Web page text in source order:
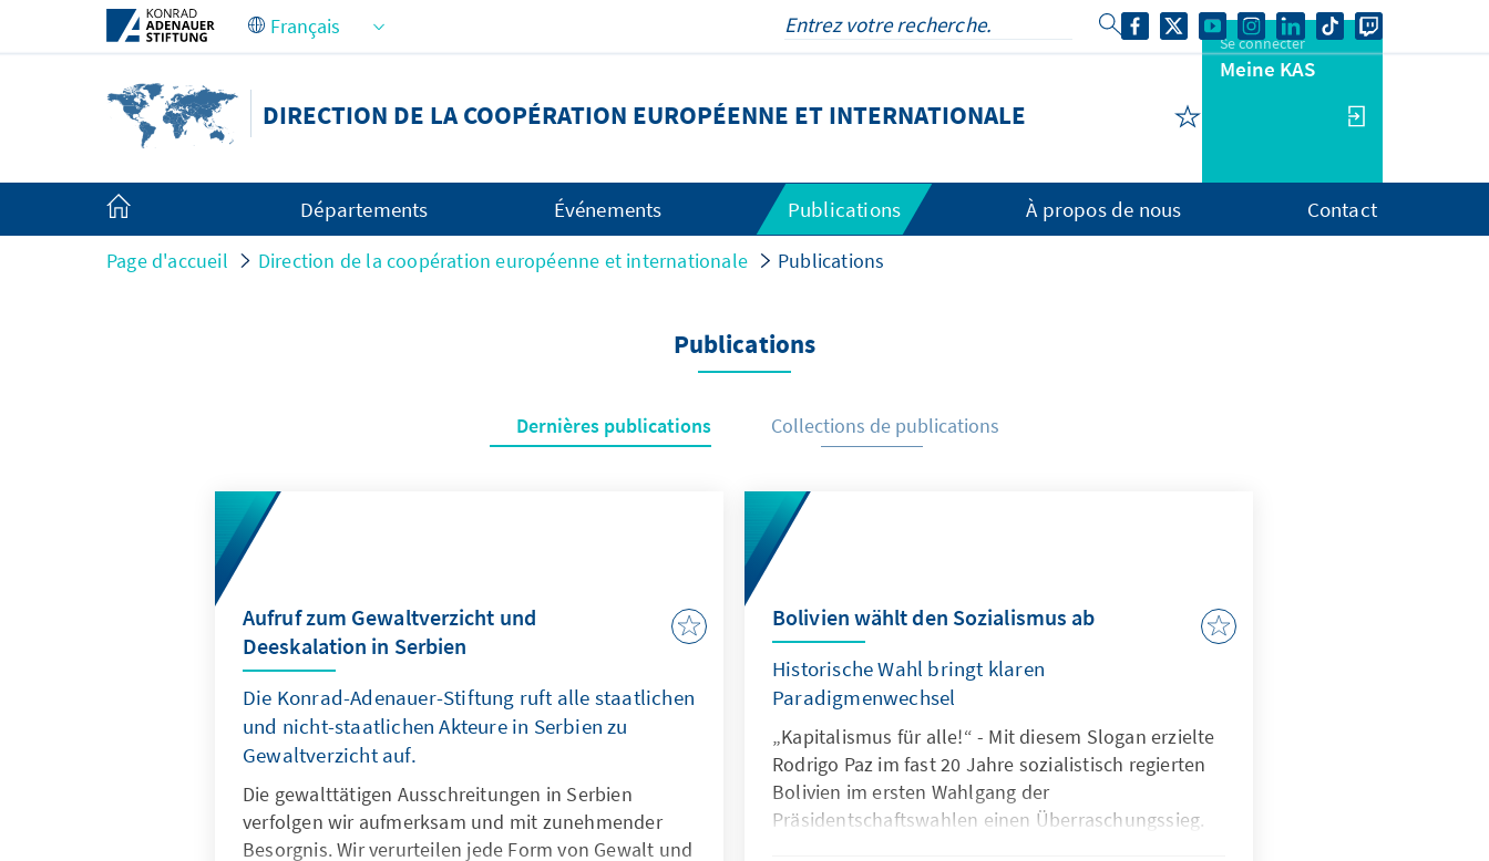
Saut au contenu principal
DIRECTION DE LA COOPÉRATION EUROPÉENNE ET INTERNATIONALE
Se connecter
Meine KAS
Départements Événements Publications À propos de nous Contact
Page d'accueil Direction de la coopération européenne et internationale Publications
Publications
Dernières publications Collections de publications
Aufruf zum Gewaltverzicht und
Deeskalation in Serbien
Die Konrad-Adenauer-Stiftung ruft alle staatlichen
und nicht-staatlichen Akteure in Serbien zu
Gewaltverzicht auf.
Die gewalttätigen Ausschreitungen in Serbien
verfolgen wir aufmerksam und mit zunehmender
Besorgnis. Wir verurteilen jede Form von Gewalt und
Bolivien wählt den Sozialismus ab
Historische Wahl bringt klaren
Paradigmenwechsel
„Kapitalismus für alle!“ - Mit diesem Slogan erzielte
Rodrigo Paz im fast 20 Jahre sozialistisch regierten
Bolivien im ersten Wahlgang der
Präsidentschaftswahlen einen Überraschungssieg.